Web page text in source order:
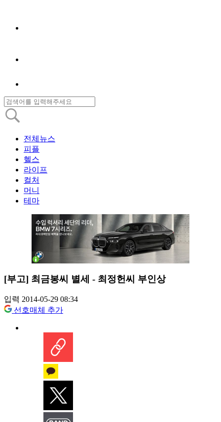
전체뉴스
피플
헬스
라이프
컬처
머니
테마
[부고] 최금봉씨 별세 - 최정헌씨 부인상
입력 2014-05-29 08:34
선호매체 추가